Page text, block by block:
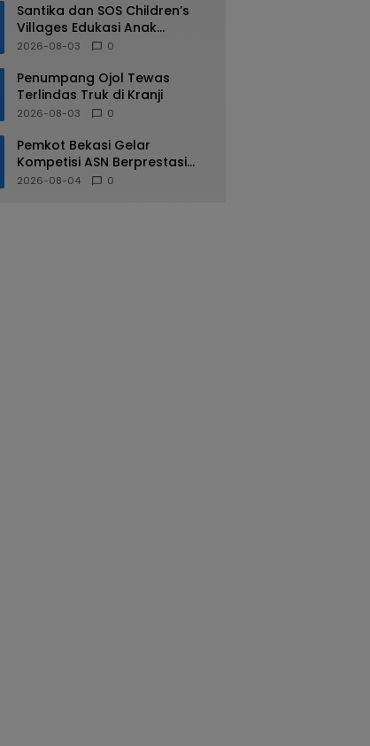
Santika dan SOS Children’s
Villages Edukasi Anak
Mengenal Industri Perhotelan
2026-08-03 0
Penumpang Ojol Tewas
Terlindas Truk di Kranji
2026-08-03 0
Pemkot Bekasi Gelar
Kompetisi ASN Berprestasi
pada HUT RI ke-81
2026-08-04 0